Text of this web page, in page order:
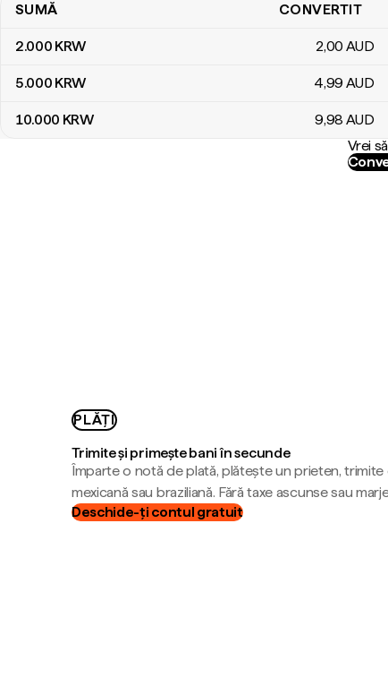
Tabel de conversie woni sud-coreeni în dolari australieni
SUMĂ CONVERTIT
2.000 KRW 2,00 AUD
5.000 KRW 4,99 AUD
10.000 KRW 9,98 AUD
Vrei
PLĂȚI
Trimite și primește bani în secunde
Împarte o notă de plată, plătește un prieten,
mexicană sau braziliană. Fără taxe ascunse sau
Deschide-ți contul gratuit